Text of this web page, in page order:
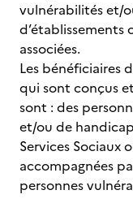
vulnérabilités et/
d’établissements
associées.
Les bénéficiaires
qui sont conçus
sont : des
et/ou de
Services Sociaux
accompagnées
personnes